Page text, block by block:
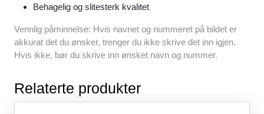
Behagelig og slitesterk kvalitet
Vennlig påminnelse: Hvis navnet og nummeret på bildet er
akkurat det du ønsker, trenger du ikke skrive det inn igjen.
Hvis ikke, bør du skrive inn ønsket navn og nummer.
Relaterte produkter